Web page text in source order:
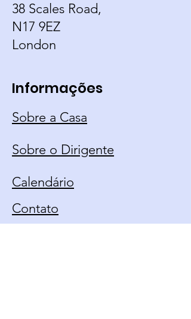
38 Scales Road,
N17 9EZ
London
Informações
Sobre a Casa
Sobre o Dirigente
Calendário
Contato